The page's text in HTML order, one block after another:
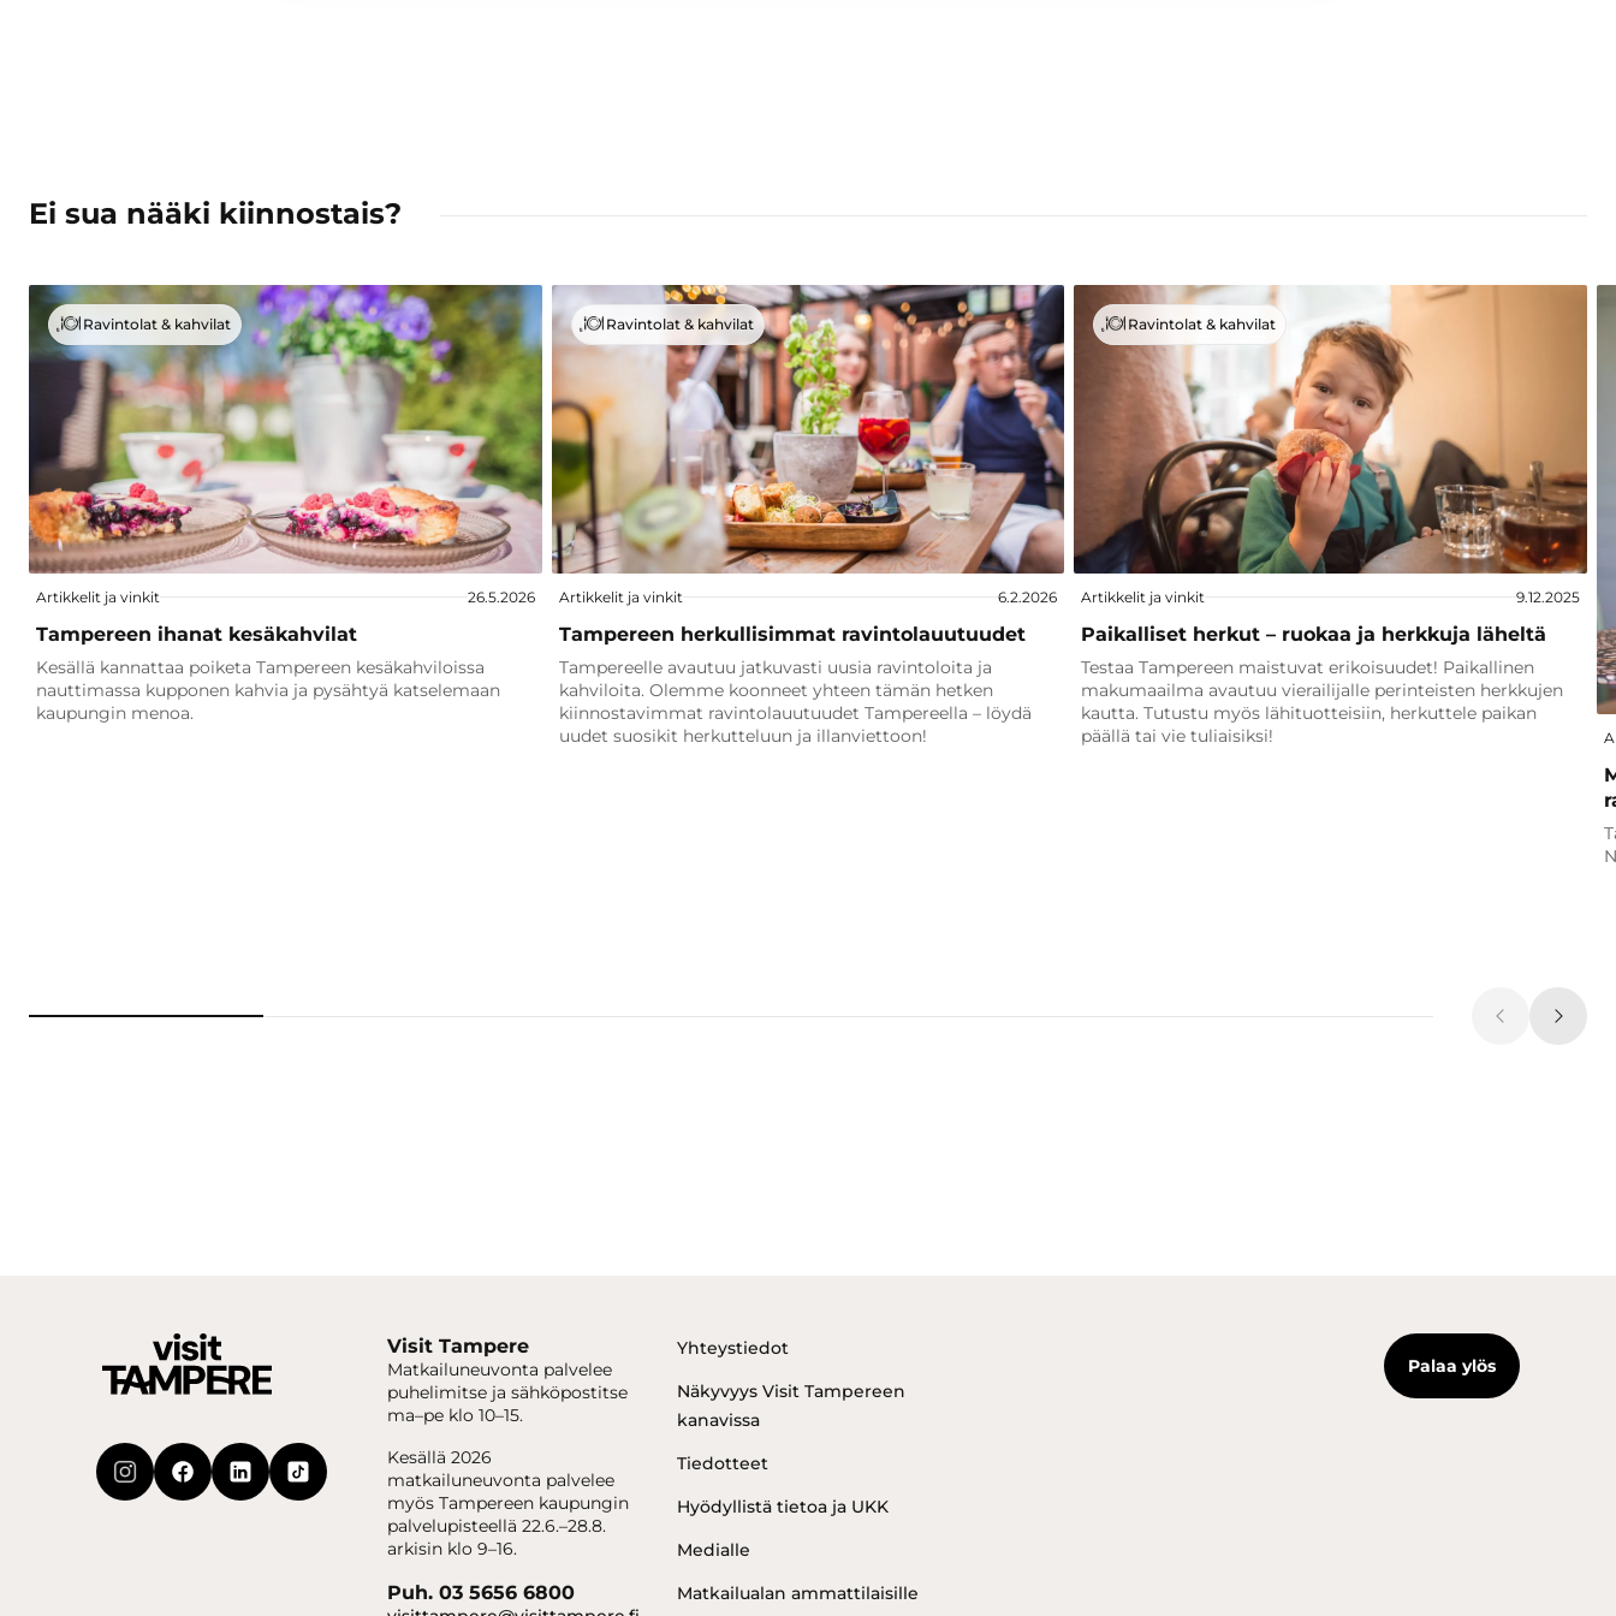
Ei sua nääki kiinnostais?
Ravintolat & kahvilat
Artikkelit ja vinkit 26.5.2026
Tampereen ihanat kesäkahvilat
Kesällä kannattaa poiketa Tampereen kesäkahviloissa
nauttimassa kupponen kahvia ja pysähtyä katselemaan
kaupungin menoa.
Ravintolat & kahvilat
Artikkelit ja vinkit 6.2.2026
Tampereen herkullisimmat ravintolauutuudet
Tampereelle avautuu jatkuvasti uusia ravintoloita ja
kahviloita. Olemme koonneet yhteen tämän hetken
kiinnostavimmat ravintolauutuudet Tampereella – löydä
uudet suosikit herkutteluun ja illanviettoon!
Ravintolat & kahvilat
Artikkelit ja vinkit 9.12.2025
Paikalliset herkut – ruokaa ja herkkuja läheltä
Testaa Tampereen maistuvat erikoisuudet! Paikallinen
makumaailma avautuu vierailijalle perinteisten herkkujen
kautta. Tutustu myös lähituotteisiin, herkuttele paikan
päällä tai vie tuliaisiksi!
Visit Tampere
Matkailuneuvonta palvelee
puhelimitse ja sähköpostitse
ma–pe klo 10–15.
Kesällä 2026
matkailuneuvonta palvelee
myös Tampereen kaupungin
palvelupisteellä 22.6.–28.8.
arkisin klo 9–16.
Puh. 03 5656 6800
Yhteystiedot
Näkyvyys Visit Tampereen
kanavissa
Tiedotteet
Hyödyllistä tietoa ja UKK
Medialle
Matkailualan ammattilaisille
Palaa ylös